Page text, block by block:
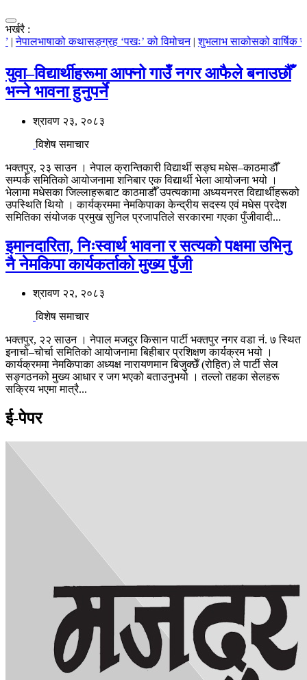
भर्खरै :
कथासङ्ग्रह ‘पखः’ को विमोचन|शुभलाभ साकोसको वार्षिक समीक्षा सम्पन्न|
युवा–विद्यार्थीहरूमा आफ्नो गाउँ नगर आफैले बनाउछौँ
भन्ने भावना हुनुपर्ने
श्रावण २३, २०८३
विशेष समाचार
भक्तपुर, २३ साउन । नेपाल क्रान्तिकारी विद्यार्थी सङ्घ मधेस–काठमाडौँ
सम्पर्क समितिको आयोजनामा शनिबार एक विद्यार्थी भेला आयोजना भयो ।
भेलामा मधेसका जिल्लाहरूबाट काठमाडौँ उपत्यकामा अध्ययनरत विद्यार्थीहरूको
उपस्थिति थियो । कार्यक्रममा नेमकिपाका केन्द्रीय सदस्य एवं मधेस प्रदेश
समितिका संयोजक प्रमुख सुनिल प्रजापतिले सरकारमा गएका पुँजीवादी...
इमानदारिता, निःस्वार्थ भावना र सत्यको पक्षमा उभिनु
नै नेमकिपा कार्यकर्ताको मुख्य पुँजी
श्रावण २२, २०८३
विशेष समाचार
भक्तपुर, २२ साउन । नेपाल मजदुर किसान पार्टी भक्तपुर नगर वडा नं. ७ स्थित
इनाचो–चोर्चा समितिको आयोजनामा बिहीबार प्रशिक्षण कार्यक्रम भयो ।
कार्यक्रममा नेमकिपाका अध्यक्ष नारायणमान बिजुक्छेँ (रोहित) ले पार्टी सेल
सङ्गठनको मुख्य आधार र जग भएको बताउनुभयो । तल्लो तहका सेलहरू
सक्रिय भएमा मात्रै...
ई-पेपर